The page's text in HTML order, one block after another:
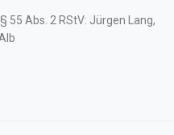
55 Abs. 2 RStV: Jürgen Lang,